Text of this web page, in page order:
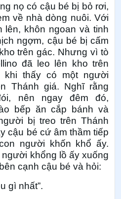
nọ có cậu bé bị bỏ rơi,
về nhà dòng nuôi. Với
lên, khôn ngoan và tinh
ngợm, cậu bé bị cấm
trên gác. Nhưng vì tò
đã leo lên kho trên
khi thấy có một người
Thánh giá. Nghĩ rằng
nên ngay đêm đó,
bếp ăn cắp bánh và
bị treo trên Thánh
cậu bé cứ âm thầm tiếp
người khốn khổ ấy.
khổng lồ ấy xuống
cạnh cậu bé và hỏi:
gì nhất”.